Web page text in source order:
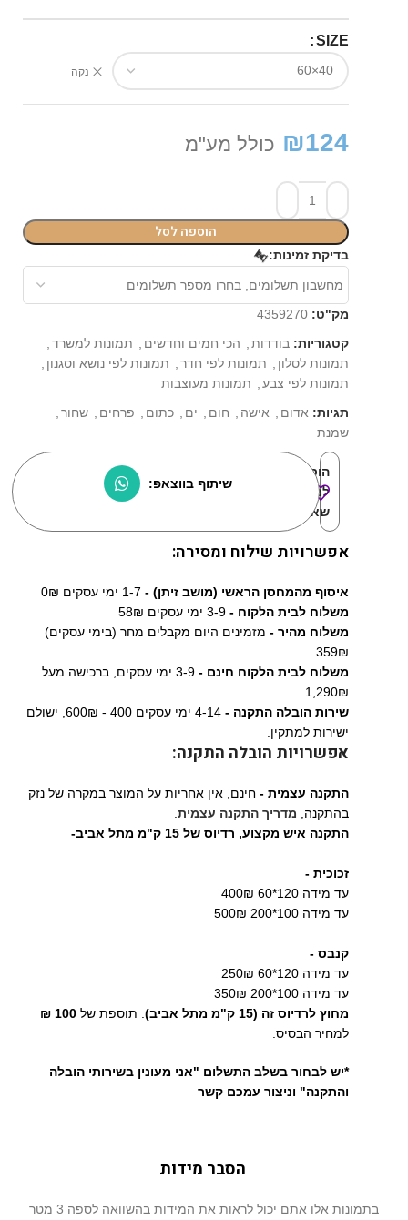
SIZE
נקה
₪124 כולל מע"מ
הוספה לסל
בדיקת זמינות:⏳
מק"ט: 4359270
קטגוריות: בודדות הכי חמים וחדשים תמונות למשרד
תמונות לסלון
תמונות לפי חדר תמונות לפי נושא וסגנון
תמונות לפי צבע
תמונות מעוצבות
תגיות: אדום אישה חום ים כתום פרחים שחור
שמנת
הוסף
למוצרים
שאהבתי:
שיתוף בווצאפ:
אפשרויות שילוח ומסירה:
איסוף מהמחסן הראשי (מושב זיתן) -
משלוח לבית הלקוח - 3-9 ימי עסקים 58₪
משלוח מהיר - מזמינים היום מקבלים מחר (בימי עסקים)
359₪
משלוח לבית הלקוח חינם -
3-9 ימי עסקים, ברכישה מעל
1,290₪
שירות הובלה התקנה -
4-14 ימי עסקים 400 - 600₪, ישולם
ישירות למתקין.
אפשרויות הובלה התקנה:
התקנה עצמית - חינם, אין אחריות על המוצר במקרה של נזק
בהתקנה, מדריך התקנה עצמית
התקנה איש מקצוע, רדיוס של 15 ק"מ מתל אביב-
זכוכית -
עד מידה 120*60 400₪
עד מידה 100*200 500₪
קנבס -
עד מידה 120*60 250₪
עד מידה 100*200 350₪
מחוץ לרדיוס זה (15 ק"מ מתל אביב)
: תוספת של 100 ₪
למחיר הבסיס.
*יש לבחור בשלב התשלום "אני מעונין בשירותי הובלה
והתקנה" וניצור עמכם קשר
הסבר מידות
בתמונות אלו אתם יכול לראות את המידות בהשוואה לספה 3 מטר